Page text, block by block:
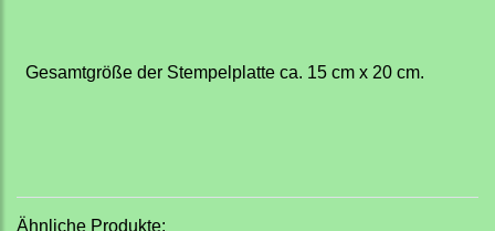
Gesamtgröße der Stempelplatte ca. 15 cm x 20 cm.
Ähnliche Produkte: